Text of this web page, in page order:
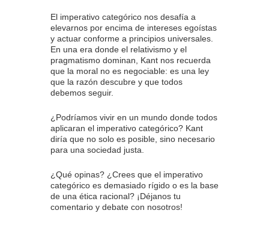
El imperativo categórico nos desafía a
elevarnos por encima de intereses egoístas
y actuar conforme a principios universales.
En una era donde el relativismo y el
pragmatismo dominan, Kant nos recuerda
que la moral no es negociable: es una ley
que la razón descubre y que todos
debemos seguir.
¿Podríamos vivir en un mundo donde todos
aplicaran el imperativo categórico? Kant
diría que no solo es posible, sino necesario
para una sociedad justa.
¿Qué opinas? ¿Crees que el imperativo
categórico es demasiado rígido o es la base
de una ética racional? ¡Déjanos tu
comentario y debate con nosotros!